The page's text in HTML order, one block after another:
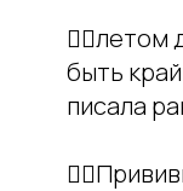
быть
писала